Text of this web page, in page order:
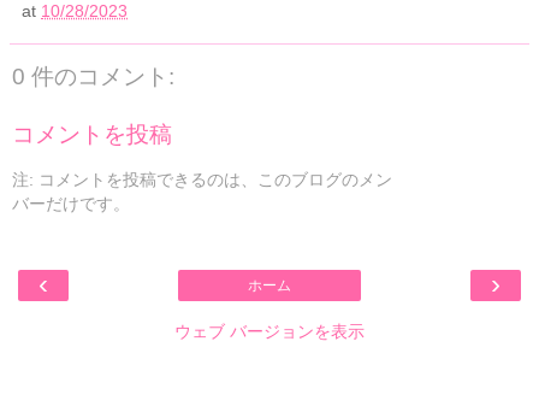
at 10/28/2023
0 件のコメント:
コメントを投稿
注: コメントを投稿できるのは、このブログのメン
バーだけです。
‹ ›
ホーム
ウェブ バージョンを表示